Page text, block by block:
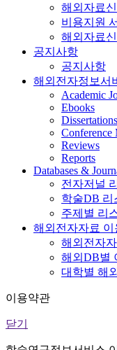
해외자료
비용지원
해외자료
공지사항
공지사항
해외전자정보서
Academic
Ebooks
Dissertations
Conference
Reviews
Reports
Databases &
전자저널
학술DB 리
주제별 리
해외전자자료 이
해외전자
해외DB별
대학별 해
이용약관
닫기